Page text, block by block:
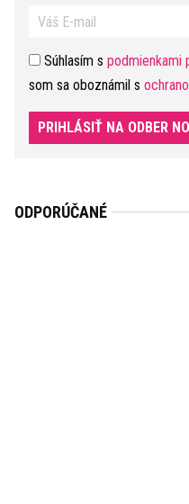
Súhlasím s podmienkami
som sa oboznámil s
PRIHLÁSIŤ NA ODBER
ODPORÚČANÉ